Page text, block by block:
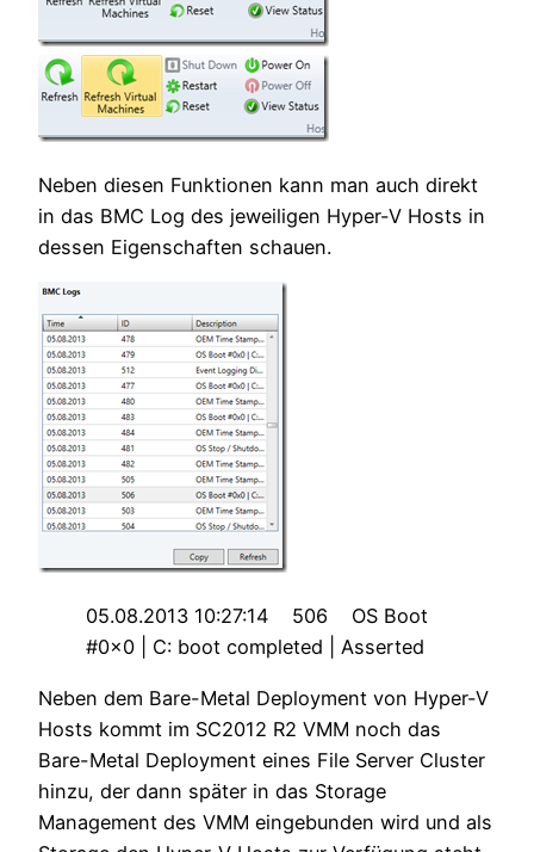
Neben diesen Funktionen kann man auch direkt
in das BMC Log des jeweiligen Hyper-V Hosts in
dessen Eigenschaften schauen.
05.08.2013 10:27:14 506 OS Boot
#0x0 | C: boot completed | Asserted
Neben dem Bare-Metal Deployment von Hyper-V
Hosts kommt im SC2012 R2 VMM noch das
Bare-Metal Deployment eines File Server Cluster
hinzu, der dann später in das Storage
Management des VMM eingebunden wird und als